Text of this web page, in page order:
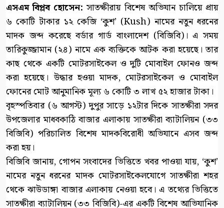
এসএম বিপ্লব হোসেন: সাতক্ষীরায় বিশেষ অভিযান চালিয়ে প্রায়
৬ কোটি টাকার ১২ কেজি ‘কুশ’ (Kush) নামের নতুন ধরনের
মাদক জব্দ করেছে বর্ডার গার্ড বাংলাদেশ (বিজিবি)। এ সময়
তারিকুজ্জামান (২৪) নামে এক ব্যক্তিকে আটক করা হয়েছে। তার
কাছ থেকে একটি মোটরসাইকেল ও দুটি মোবাইল ফোনও জব্দ
করা হয়েছে। উদ্ধার হওয়া মাদক, মোটরসাইকেল ও মোবাইল
ফোনের মোট আনুমানিক মূল্য ৬ কোটি ৩ লাখ ৫২ হাজার টাকা।
বৃহস্পতিবার (৬ আগস্ট) দুপুর সাড়ে ১২টার দিকে সাতক্ষীরা সদর
উপজেলার মাধবকাঠি বাজার এলাকায় সাতক্ষীরা ব্যাটালিয়ন (৩৩
বিজিবি) পরিচালিত বিশেষ মাদকবিরোধী অভিযানে এসব জব্দ
করা হয়।
বিজিবি জানায়, গোপন সংবাদের ভিত্তিতে খবর পাওয়া যায়, ‘কুশ’
নামের নতুন ধরনের মাদক মোটরসাইকেলযোগে সাতক্ষীরা শহর
থেকে ঝাউডাঙ্গা বাজার এলাকায় নেওয়া হবে। এ তথ্যের ভিত্তিতে
সাতক্ষীরা ব্যাটালিয়ন (৩৩ বিজিবি)-এর একটি বিশেষ আভিযানিক